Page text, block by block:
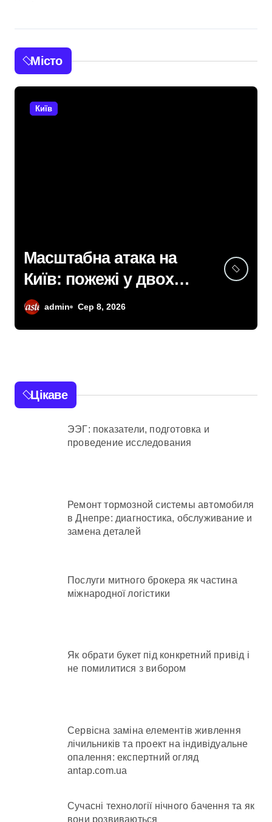
Місто
Київ
У Києві підрядницю
звинувачують у
розкраданні понад пів
admin Сер 8, 2026
Цікаве
ЭЭГ: показатели, подготовка и
проведение исследования
Ремонт тормозной системы автомобиля
в Днепре: диагностика, обслуживание и
замена деталей
Послуги митного брокера як частина
міжнародної логістики
Як обрати букет під конкретний привід і
не помилитися з вибором
Сервісна заміна елементів живлення
лічильників та проект на індивідуальне
опалення: експертний огляд
antap.com.ua
Сучасні технології нічного бачення та як
вони розвиваються